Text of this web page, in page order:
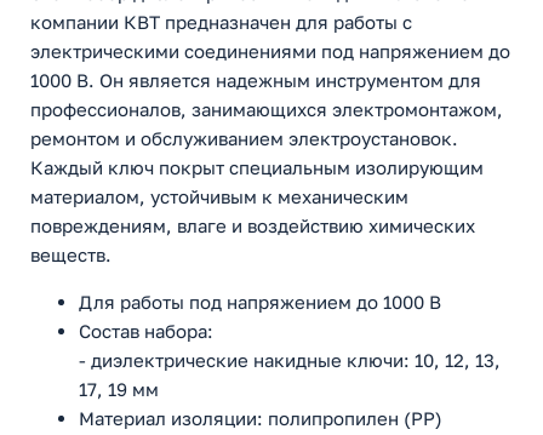
компании КВТ предназначен для работы с
электрическими соединениями под напряжением до
1000 В. Он является надежным инструментом для
профессионалов, занимающихся электромонтажом,
ремонтом и обслуживанием электроустановок.
Каждый ключ покрыт специальным изолирующим
материалом, устойчивым к механическим
повреждениям, влаге и воздействию химических
веществ.
Для работы под напряжением до 1000 В
Состав набора:
- диэлектрические накидные ключи: 10, 12, 13,
17, 19 мм
Материал изоляции: полипропилен (PP)